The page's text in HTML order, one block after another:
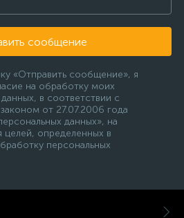
сообщение
«Отправить сообщение», я
на обработку моих
в соответствии с
от 27.07.2006 года
данных», на
целей, определенных в
персональных